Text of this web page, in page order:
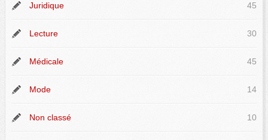
Juridique 45
Lecture 30
Médicale 45
Mode 14
Non classé 10